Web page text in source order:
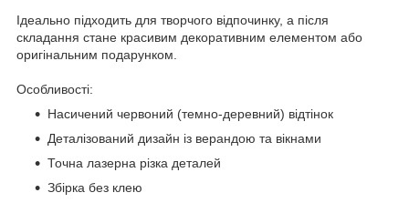
Ідеально підходить для творчого відпочинку, а після
складання стане красивим декоративним елементом або
оригінальним подарунком.
Особливості:
Насичений червоний (темно-деревний) відтінок
Деталізований дизайн із верандою та вікнами
Точна лазерна різка деталей
Збірка без клею